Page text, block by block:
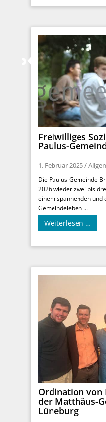
Freiwilliges
Paulus-
1. Februar 2025/
Die Paulus-Gemeinde
2026 wieder zwei bis
einem spannenden und
Gemeindeleben ...
Weiterlesen …
Ordination von
der Matthäus-
Lüneburg